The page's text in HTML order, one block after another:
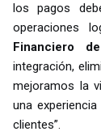
los pagos
operaciones
Financiero
integración,
mejoramos la
una
clientes”.